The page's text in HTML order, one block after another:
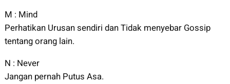
M : Mind
Perhatikan Urusan sendiri dan Tidak menyebar Gossip
tentang orang lain.
N : Never
Jangan pernah Putus Asa.